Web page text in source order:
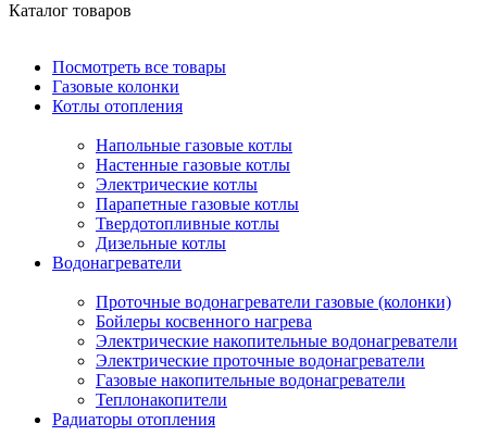
Каталог товаров
Посмотреть все товары
Газовые колонки
Котлы отопления
Напольные газовые котлы
Настенные газовые котлы
Электрические котлы
Парапетные газовые котлы
Твердотопливные котлы
Дизельные котлы
Водонагреватели
Проточные водонагреватели газовые (колонки)
Бойлеры косвенного нагрева
Электрические накопительные водонагреватели
Электрические проточные водонагреватели
Газовые накопительные водонагреватели
Теплонакопители
Радиаторы отопления